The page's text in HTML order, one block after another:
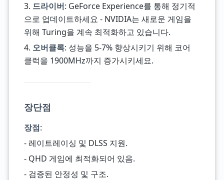
3. 드라이버: GeForce Experience를 통해 정기적
으로 업데이트하세요 - NVIDIA는 새로운 게임을
위해 Turing을 계속 최적화하고 있습니다.
4. 오버클록: 성능을 5-7% 향상시키기 위해 코어
클럭을 1900MHz까지 증가시키세요.
장단점
장점:
- 레이트레이싱 및 DLSS 지원.
- QHD 게임에 최적화되어 있음.
- 검증된 안정성 및 구조.